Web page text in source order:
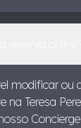
modificar ou
na Teresa